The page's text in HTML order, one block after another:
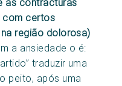
com certos
região dolorosa)
a ansiedade o é:
traduzir uma
peito, após uma